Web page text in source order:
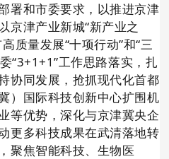
署和市委要求，以推进京津
京津产业新城“新产业之
质量发展“十项行动”和“三
“3+1+1”工作思路落实，扎
协同发展，抢抓现代化首都
）国际科技创新中心扩围机
等优势，深化与京津冀央企
更多科技成果在武清落地转
聚焦智能科技、生物医